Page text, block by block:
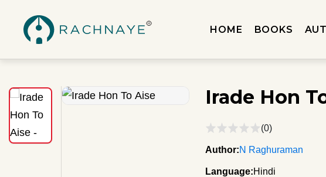
HOME BOOKS
Irade Hon
(0)
Author:N Raghuraman
Language:Hindi